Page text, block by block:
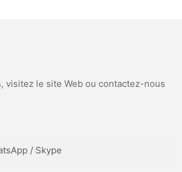
visitez le site Web ou contactez-nous
/ Skype